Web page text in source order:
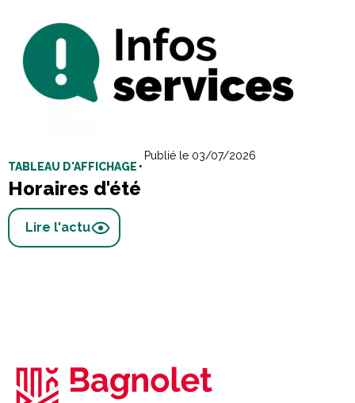
TABLEAU D'AFFICHAGE •
Publié le 03/07/2026
Horaires d'été
Lire l'actu